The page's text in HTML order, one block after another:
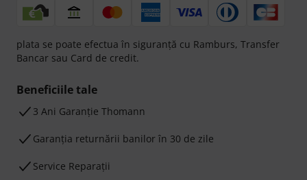
plata se poate efectua în siguranță cu Ramburs, Transfer
Bancar sau Card de credit.
Beneficiile tale
3 Ani Garanție Thomann
Garanţia returnării banilor în 30 de zile
Service Reparații